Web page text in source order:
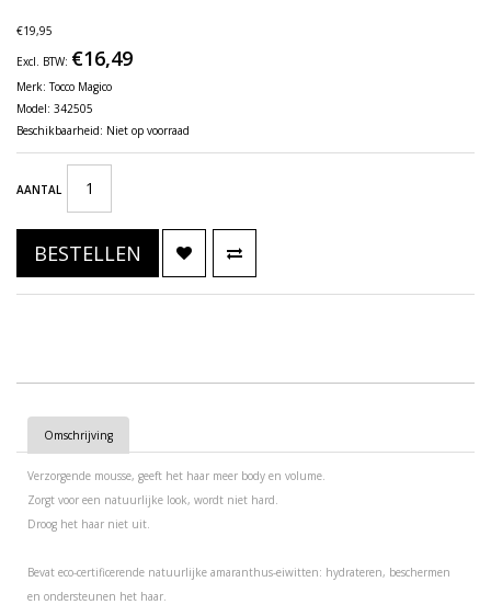
€19,95
Excl. BTW: €16,49
Merk:Tocco Magico
Model: 342505
Beschikbaarheid: Niet op voorraad
AANTAL
BESTELLEN
Omschrijving
Verzorgende mousse, geeft het haar meer body en volume.
Zorgt voor een natuurlijke look, wordt niet hard.
Droog het haar niet uit.
Bevat eco-certificerende natuurlijke amaranthus-eiwitten: hydrateren, beschermen
en ondersteunen het haar.